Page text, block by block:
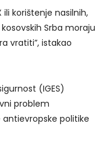
ili korištenje nasilnih,
Srba moraju
vratiti”, istakao
(IGES)
problem
politike